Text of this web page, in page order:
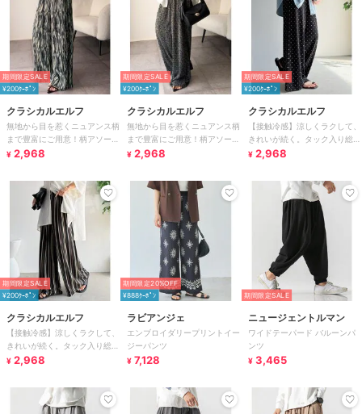
期間限定SALE
¥200ｸｰﾎﾟﾝ
クラシカルエルフ
無地から目を惹くニュアンス柄
まで豊富にご用意！柄アソート
細プリーツパンツ
¥ 2,968
期間限定SALE
¥200ｸｰﾎﾟﾝ
クラシカルエルフ
無地から目を惹くニュアンス柄
まで豊富にご用意！柄アソート
細プリーツパンツ
¥ 2,968
期間限定SALE
¥200ｸｰﾎﾟﾝ
クラシカルエルフ
【接触冷感】涼しくラクして、
きれいが続く。タック入り総柄
ワイドイージーパンツ（ウエス
¥ 2,968
期間限定SALE
¥200ｸｰﾎﾟﾝ
クラシカルエルフ
【接触冷感】涼しくラクして、
きれいが続く。タック入り総柄
ワイドイージーパンツ（ウエス
¥ 2,968
期間限定20%OFF
¥888ｸｰﾎﾟﾝ
ラビアンジェ
エンブロイダリープリントイー
ジーパンツ
¥ 7,128
期間限定SALE
ニュージェントルマン
ワイドテーパード バルーンパ
ンツ
¥ 3,465